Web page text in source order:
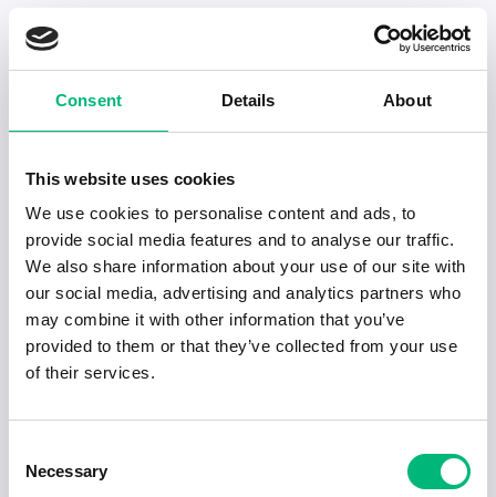
Consent Details About
This website uses cookies
We use cookies to personalise content and ads, to
provide social media features and to analyse our traffic.
We also share information about your use of our site with
our social media, advertising and analytics partners who
may combine it with other information that you’ve
provided to them or that they’ve collected from your use
of their services.
Selection
Necessary
Senaste publiceringarna i Jobbnytt
Visa fler artiklar
2025-02-20